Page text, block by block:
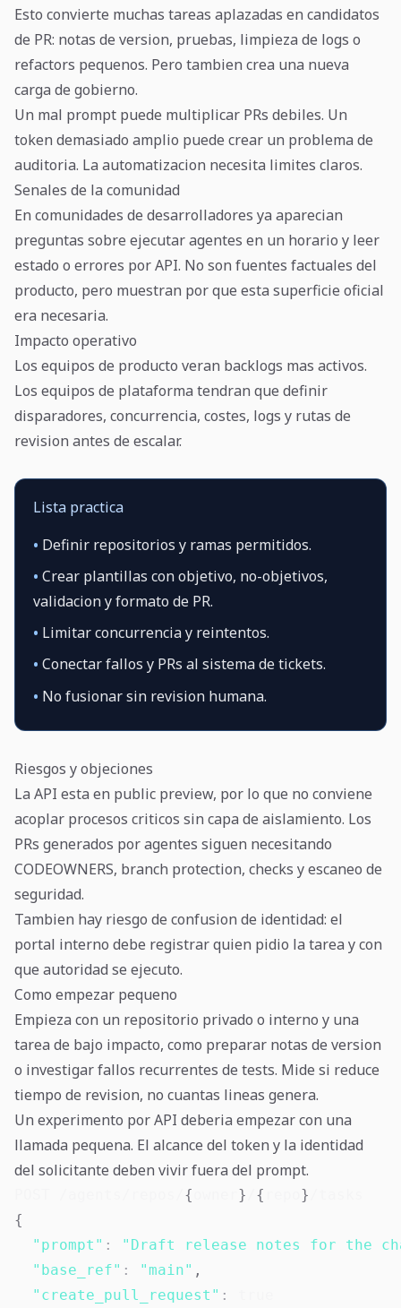
Esto convierte muchas tareas aplazadas en candidatos
de PR: notas de version, pruebas, limpieza de logs o
refactors pequenos. Pero tambien crea una nueva
carga de gobierno.
Un mal prompt puede multiplicar PRs debiles. Un
token demasiado amplio puede crear un problema de
auditoria. La automatizacion necesita limites claros.
Senales de la comunidad
En comunidades de desarrolladores ya aparecian
preguntas sobre ejecutar agentes en un horario y leer
estado o errores por API. No son fuentes factuales del
producto, pero muestran por que esta superficie oficial
era necesaria.
Impacto operativo
Los equipos de producto veran backlogs mas activos.
Los equipos de plataforma tendran que definir
disparadores, concurrencia, costes, logs y rutas de
revision antes de escalar.
Lista practica
• Definir repositorios y ramas permitidos.
• Crear plantillas con objetivo, no-objetivos,
validacion y formato de PR.
• Limitar concurrencia y reintentos.
• Conectar fallos y PRs al sistema de tickets.
• No fusionar sin revision humana.
Riesgos y objeciones
La API esta en public preview, por lo que no conviene
acoplar procesos criticos sin capa de aislamiento. Los
PRs generados por agentes siguen necesitando
CODEOWNERS, branch protection, checks y escaneo de
seguridad.
Tambien hay riesgo de confusion de identidad: el
portal interno debe registrar quien pidio la tarea y con
que autoridad se ejecuto.
Como empezar pequeno
Empieza con un repositorio privado o interno y una
tarea de bajo impacto, como preparar notas de version
o investigar fallos recurrentes de tests. Mide si reduce
tiempo de revision, no cuantas lineas genera.
Un experimento por API deberia empezar con una
llamada pequena. El alcance del token y la identidad
del solicitante deben vivir fuera del prompt.
{ } { }
{
"prompt" :
"Draft release notes for the
"base_ref" : "main" ,
"create_pull_request" :